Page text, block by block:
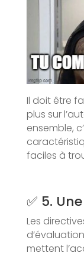
Il doit être
plus sur
ensemble,
faciles à
✅ 5.
Les
mettent